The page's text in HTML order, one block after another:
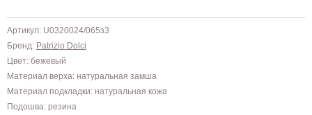
Артикул: U0320024/065з3
Бренд: Patrizio Dolci
Цвет: бежевый
Материал верха: натуральная замша
Материал подкладки: натуральная кожа
Подошва: резина